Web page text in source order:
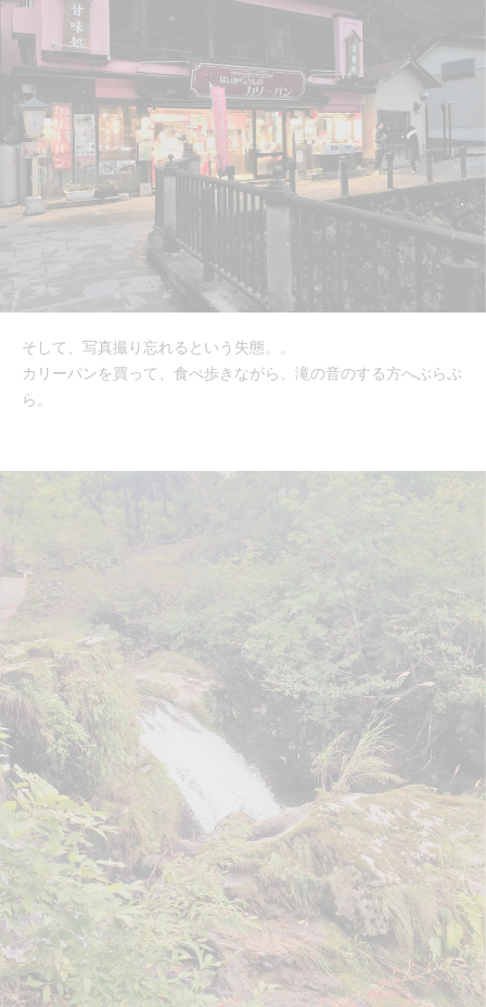
そして、写真撮り忘れるという失態。。
カリーパンを買って、食べ歩きながら、滝の音のする方へぶらぶ
ら。